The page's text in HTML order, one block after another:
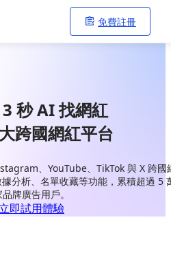
免費註冊
秒 AI 找網紅
跨國網紅平台
、YouTube、TikTok 與 X 跨國
分析、名單收藏等功能，累積超過 5
牌廣告用戶。
立即試用體驗